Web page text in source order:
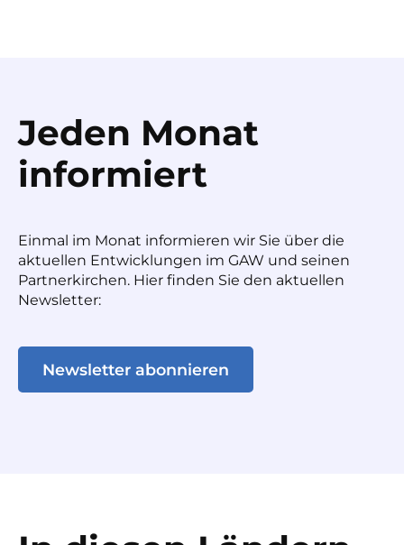
Jeden Monat
informiert
Einmal im Monat informieren wir Sie über die
aktuellen Entwicklungen im GAW und seinen
Partnerkirchen. Hier finden Sie den aktuellen
Newsletter:
Newsletter abonnieren